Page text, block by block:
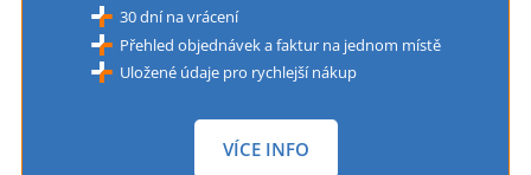
30 dní na vrácení
Přehled objednávek a faktur na jednom místě
Uložené údaje pro rychlejší nákup
VÍCE INFO